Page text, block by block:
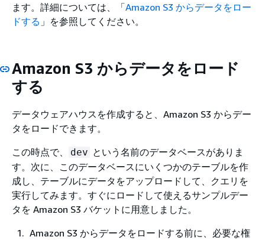
ます。詳細については、「Amazon S3 からデータをロー
ドする 」を参照してください。
Amazon S3 からデータをロード
する
データウェアハウスを作成すると、Amazon S3 からデー
タをロードできます。
この時点で、
dev という名前のデータベースがありま
す。次に、このデータベースにいくつかのテーブルを作
成し、テーブルにデータをアップロードして、クエリを
実行してみます。すぐにロードして使えるサンプルデー
タを Amazon S3 バケットに用意しました。
Amazon S3 からデータをロードする前に、必要な権